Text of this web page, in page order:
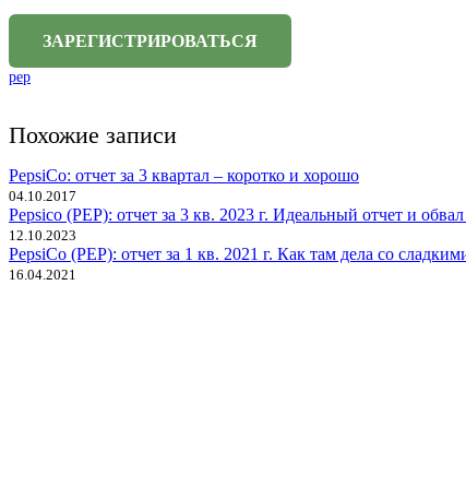
pep
Похожие записи
PepsiCo: отчет за 3 квартал – коротко и хорошо
04.10.2017
Pepsico (PEP): отчет за 3 кв. 2023 г. Идеальный отчет и
12.10.2023
PepsiCo (PEP): отчет за 1 кв. 2021 г. Как там дела со
16.04.2021